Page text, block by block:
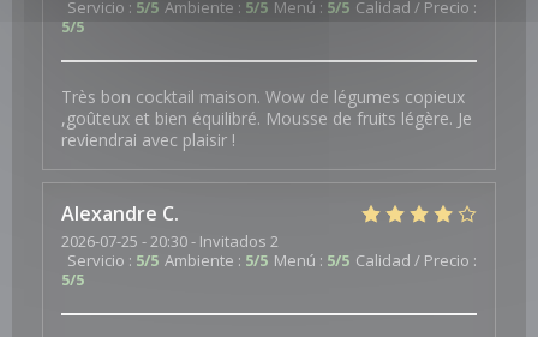
Servicio : 5/5 Ambiente : 5/5 Menú : 5/5 Calidad / Precio :
5/5
Très bon cocktail maison. Wow de légumes copieux
,goûteux et bien équilibré. Mousse de fruits légère. Je
reviendrai avec plaisir !
Alexandre C
2026-07-25 - 20:30 - Invitados 2
Servicio : 5/5 Ambiente : 5/5 Menú : 5/5 Calidad / Precio :
5/5